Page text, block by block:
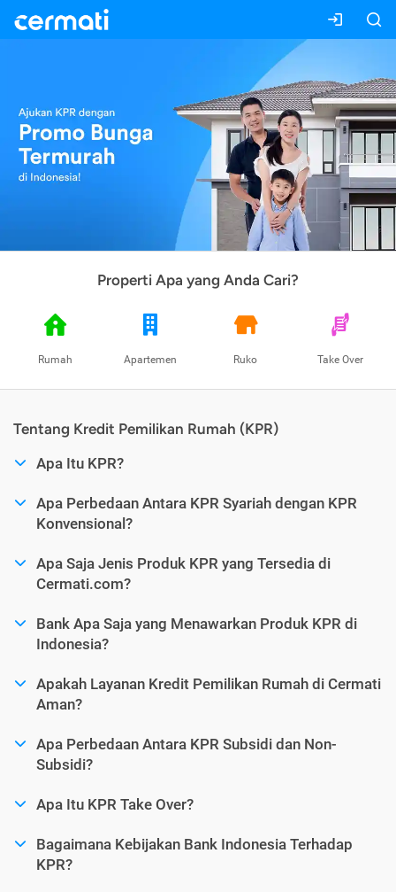
Properti Apa yang Anda Cari?
Rumah Apartemen Ruko Take Over
Tentang Kredit Pemilikan Rumah (KPR)
Apa Itu KPR?
Apa Perbedaan Antara KPR Syariah dengan KPR
Konvensional?
Apa Saja Jenis Produk KPR yang Tersedia di
Cermati.com?
Bank Apa Saja yang Menawarkan Produk KPR di
Indonesia?
Apakah Layanan Kredit Pemilikan Rumah di Cermati
Aman?
Apa Perbedaan Antara KPR Subsidi dan Non-
Subsidi?
Apa Itu KPR Take Over?
Bagaimana Kebijakan Bank Indonesia Terhadap
KPR?